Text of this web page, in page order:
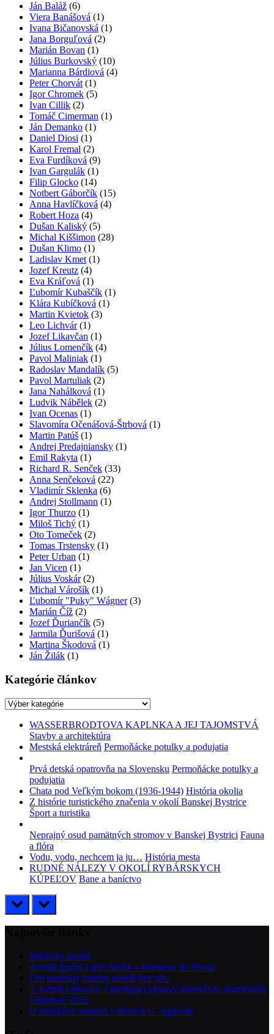
Ján Baláž (6)
Viera Banášová (1)
Ivana Bičanovská (1)
Jana Borguľová (2)
Marián Bovan (1)
Július Burkovský (10)
Marianna Bárdiová (4)
Peter Chorvát (1)
Igor Chromek (5)
Ivan Cillik (2)
Tomáč Cimerman (1)
Ján Demanko (1)
Daniel Diosi (1)
Karol Fremal (2)
Eva Furdíková (9)
Ivan Gargulák (1)
Filip Glocko (14)
Notbert Gáborčík (15)
Anna Havlíčková (4)
Robert Hoza (4)
Dušan Kaliský (5)
Michal Kiššimon (28)
Dušan Klimo (1)
Ladislav Kmet (1)
Jozef Kreutz (4)
Eva Kráľová (1)
Ľubomír Kubaščík (1)
Klára Kubíčková (1)
Martin Kvietok (3)
Leo Lichvár(1)
Jozef Likavčan (1)
Július Lomenčík (4)
Pavol Maliniak (1)
Radoslav Mandalík (5)
Pavol Martuliak (2)
Jana Nahálková (1)
Ludvik Nábělek (2)
Ivan Ocenas (1)
Slavomíra Očenášová-Štrbová (1)
Martin Patúš (1)
Andrej Predajniansky (1)
Emil Rakyta (1)
Richard R. Senček (33)
Anna Senčeková (22)
Vladimír Sklenka (6)
Andrej Stollmann (1)
Igor Thurzo (1)
Miloš Tichý (1)
Oto Tomeček (2)
Tomas Trstensky (1)
Peter Urban (1)
Jan Vicen (1)
Július Voskár(2)
Michal Várošík (1)
Ľubomír "Puky" Wágner(3)
Marián Číž (2)
Jozef Ďuriančík (5)
Jarmila Ďurišová (1)
Martina Škodová (1)
Ján Žilák (1)
Kategórie článkov
Kategórie
WASSERBRODTOVA KAPLNKA A JEJ TAJOMSTVÁ
Stavby a architektúra
Mestská elektráreň Permoňácke potulky a podujatia
Prvá detská opatrovňa na Slovensku Permoňácke potulky a
podujatia
Chata pod Veľkým bokom (1936-1944) História okolia
Z histórie turistického značenia v okolí Banskej Bystrice
Šport a turistika
Neprajný osud pamätných stromov v Banskej Bystrici Fauna
a flóra
Vodu, vodu, nechcem ja ju… História mesta
RUDNÉ NÁLEZY V OKOLÍ RYBÁRSKYCH
KÚPEĽOV Bane a baníctvo
prev next
Špitálsky kostol
Arnold Ipolyi a jeho knihy – uvedenie do života
Dni mestskej kultúry neboli bez nás.
5. ročník OpenAir – predajnej výstavy minerálov, skamenelín
a šperkov 2026
O banských stupách v dielach G. Agricolu